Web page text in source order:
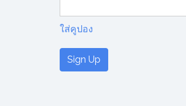
ใส่คูปอง
No val